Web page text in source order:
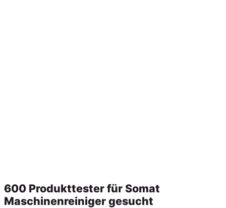
600 Produkttester für Somat
Maschinenreiniger gesucht